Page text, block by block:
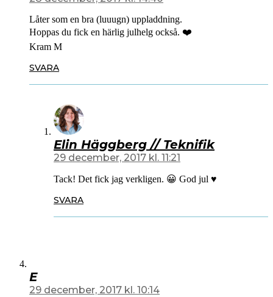
Låter som en bra (luuugn) uppladdning.
Hoppas du fick en härlig julhelg också. ❤️
Kram M
SVARA
Elin Häggberg // Teknifik
29 december, 2017 kl. 11:21
Tack! Det fick jag verkligen. 😀 God jul ♥️
SVARA
E
29 december, 2017 kl. 10:14